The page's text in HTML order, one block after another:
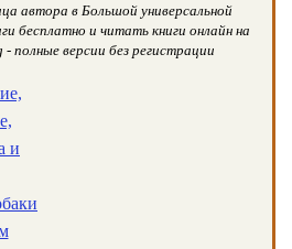
автора в Большой универсальной
бесплатно и читать книги онлайн на
полные версии без регистрации
и